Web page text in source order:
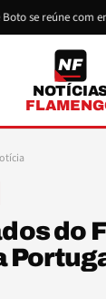
se reúne com
NF
do